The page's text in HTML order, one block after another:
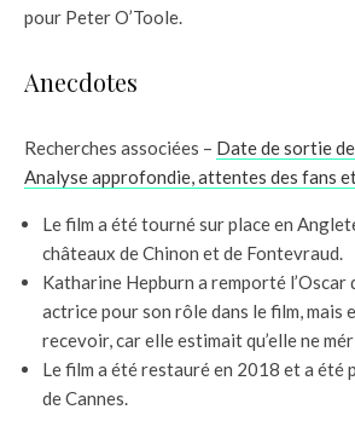
pour Peter O’Toole.
Anecdotes
Recherches associées – Date de sortie
Analyse approfondie, attentes des fans
Le film a été tourné sur place en
châteaux de Chinon et de Fontevraud.
Katharine Hepburn a remporté l’Oscar
actrice pour son rôle dans le film, mais
recevoir, car elle estimait qu’elle ne
Le film a été restauré en 2018 et a été
de Cannes.